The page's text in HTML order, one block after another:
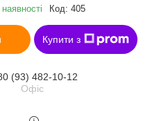
Код: 405
Купити з
(93) 482-10-12
Офіс